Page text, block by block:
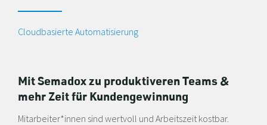
Cloudbasierte Automatisierung
Mit Semadox zu produktiveren Teams &
mehr Zeit für Kundengewinnung
Mitarbeiter*innen sind wertvoll und Arbeitszeit kostbar.